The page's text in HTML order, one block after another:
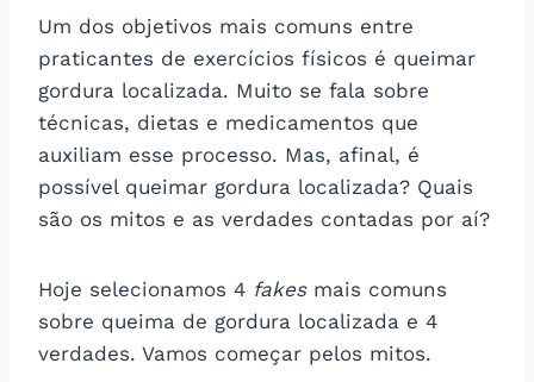
Um dos objetivos mais comuns entre
praticantes de exercícios físicos é queimar
gordura localizada. Muito se fala sobre
técnicas, dietas e medicamentos que
auxiliam esse processo. Mas, afinal, é
possível queimar gordura localizada? Quais
são os mitos e as verdades contadas por aí?
Hoje selecionamos 4 fakesmais comuns
sobre queima de gordura localizada e 4
verdades. Vamos começar pelos mitos.